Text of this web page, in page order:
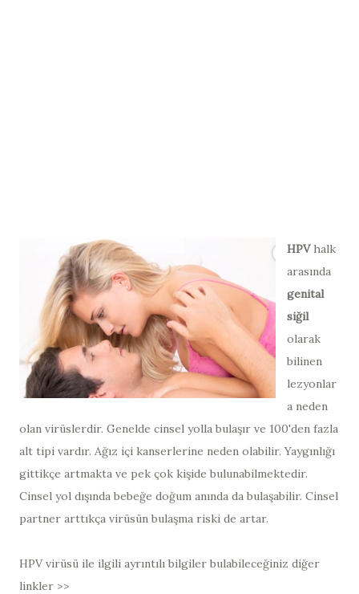
HPVhalk
arasında
genital
siğil
olarak
bilinen
lezyonlar
a neden
olan virüslerdir. Genelde cinsel yolla bulaşır ve 100'den fazla
alt tipi vardır. Ağız içi kanserlerine neden olabilir. Yaygınlığı
gittikçe artmakta ve pek çok kişide bulunabilmektedir.
Cinsel yol dışında bebeğe doğum anında da bulaşabilir. Cinsel
partner arttıkça virüsün bulaşma riski de artar.
HPV virüsü ile ilgili ayrıntılı bilgiler bulabileceğiniz diğer
linkler >>